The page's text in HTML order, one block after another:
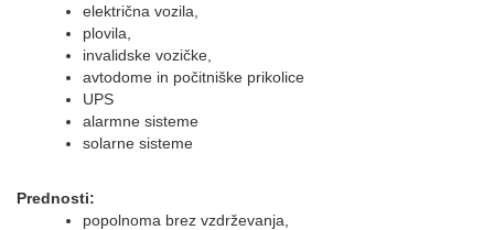
električna vozila,
plovila,
invalidske vozičke,
avtodome in počitniške prikolice
UPS
alarmne sisteme
solarne sisteme
Prednosti:
popolnoma brez vzdrževanja,